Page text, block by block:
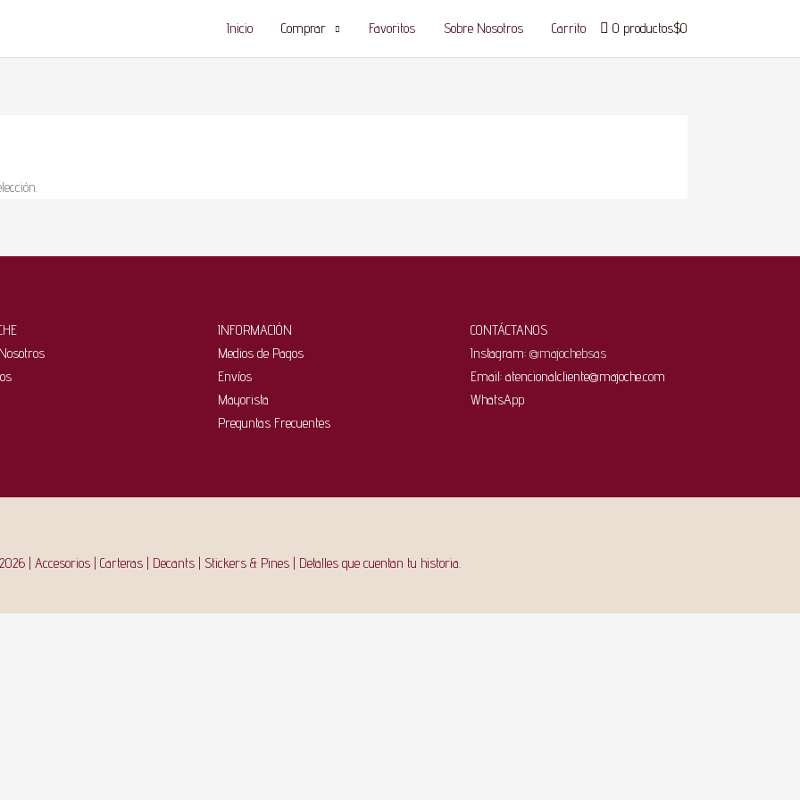
Inicio Comprar Favoritos Sobre Nosotros Carrito 0 productos$0
INFORMACIÓN
Medios de Pagos
Envíos
Mayorista
Preguntas Frecuentes
CONTÁCTANOS
Instagram: @majochebsas
Email: atencionalcliente@majoche.com
WhatsApp
| Accesorios | Carteras | Decants | Stickers & Pines | Detalles que cuentan tu historia.